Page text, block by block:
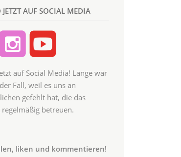
AUF SOCIAL MEDIA
auf Social Media! Lange war
Fall, weil es uns an
gefehlt hat, die das
betreuen.
liken und kommentieren!